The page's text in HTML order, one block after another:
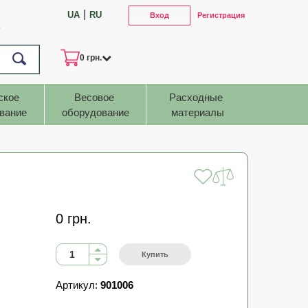
UA RU Вход Регистрация
0 грн.
Весовое
оборудование
Расходные
материалы
0 грн.
Купить
Артикул: 901006